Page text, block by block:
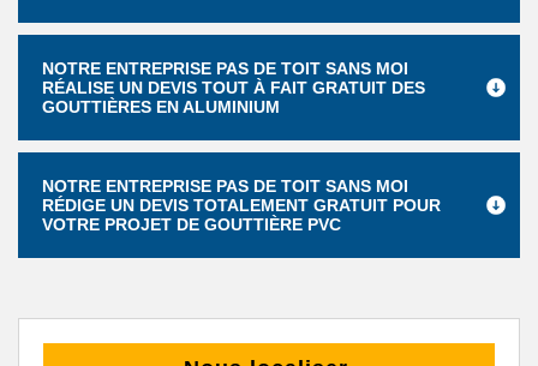
NOTRE ENTREPRISE PAS DE TOIT SANS MOI
RÉALISE UN DEVIS TOUT À FAIT GRATUIT DES
GOUTTIÈRES EN ALUMINIUM
NOTRE ENTREPRISE PAS DE TOIT SANS MOI
RÉDIGE UN DEVIS TOTALEMENT GRATUIT POUR
VOTRE PROJET DE GOUTTIÈRE PVC